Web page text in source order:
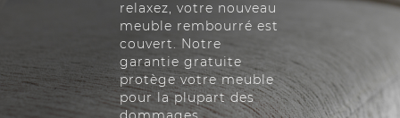
relaxez, votre nouveau
meuble rembourré est
couvert. Notre
garantie gratuite
protège votre meuble
pour la plupart des
dommages